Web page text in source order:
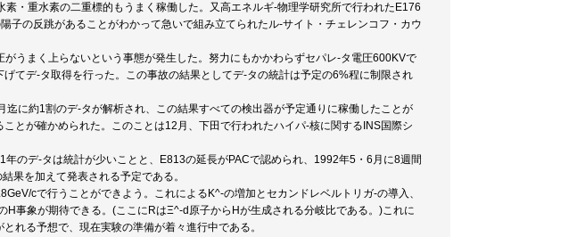
・重水素の二重標的もうまく稼働した。又高エネルギ-物理学研究所で行われたE176
子の反跳があることがわかって急いで組み立てられたル-サイト・チェレンコフ・カウ
うまく上らないという事態が発生した。努力にもかかわらずセパレ-タ電圧600KVで
てデ-タ取得を行った。この事故の結果としてデ-タの統計は予定の6%程に制限され
に約1割のデ-タが解析され、この結果すべての検出器が予定通りに稼働したことが
とが確かめられた。このことは12月、下田で行われたハイパ-核に関するINS国際シ
のデ-タは統計が少いことと、E813の延長がPACで認められ、1992年5・6月に8週間
果を加えて発表される予定である。
cで行うことができよう。これによるK^-の増加とセカンドレベルトリガ-の導入、
H事象が期待できる。(ここにRはΞ^-d原子からHが生成される分岐比である。)これに
れる予想で、現在実験の準備が着々進行中である。